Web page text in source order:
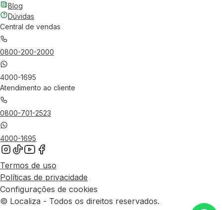
Blog
Dúvidas
Central de vendas
0800-200-2000
4000-1695
Atendimento ao cliente
0800-701-2523
4000-1695
Termos de uso
Políticas de privacidade
Configurações de cookies
© Localiza - Todos os direitos reservados.